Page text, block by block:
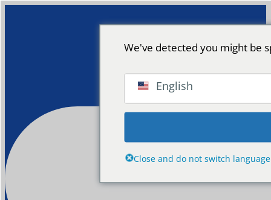
We've detected you might be
English
Close and do not switch language